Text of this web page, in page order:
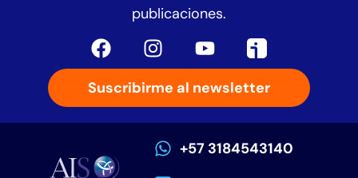
publicaciones.
Suscribirme al newsletter
+57 3184543140